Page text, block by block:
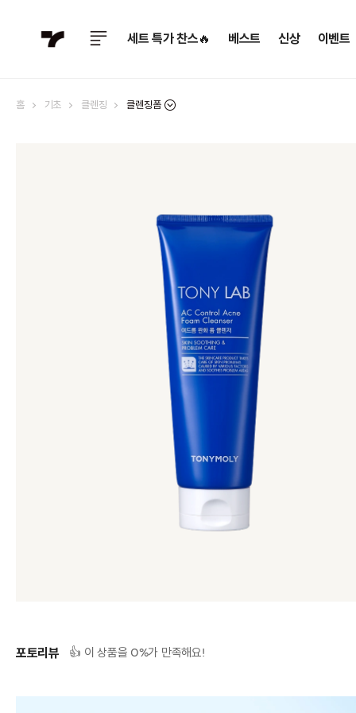
세트 특가 찬스🔥 베스트 신상 이벤트
홈 기초 클렌징 클렌징폼
포토리뷰 👍 이 상품을 0%가 만족해요!